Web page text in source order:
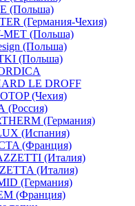
(Польша)
(Германия-Чехия)
MET (Польша)
(Польша)
(Польша)
LE DROFF
(Чехия)
(Россия)
(Германия)
(Испания)
(Франция)
(Италия)
(Италия)
(Германия)
(Франция)